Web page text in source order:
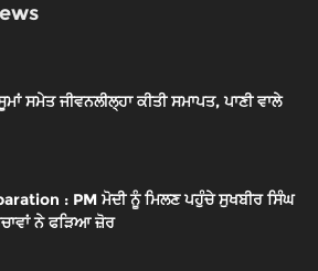
ਸਮੇਤ ਜੀਵਨਲੀਲ੍ਹਾ ਕੀਤੀ ਸਮਾਪਤ, ਪਾਣੀ ਵਾਲੇ
: PM ਮੋਦੀ ਨੂੰ ਮਿਲਣ ਪਹੁੰਚੇ ਸੁਖਬੀਰ ਸਿੰਘ
ਨੇ ਫੜਿਆ ਜ਼ੋਰ